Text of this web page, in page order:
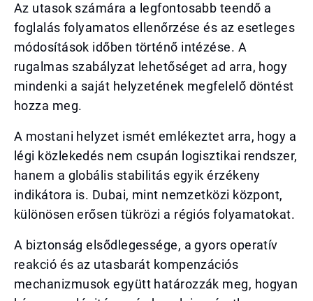
Az utasok számára a legfontosabb teendő a
foglalás folyamatos ellenőrzése és az esetleges
módosítások időben történő intézése. A
rugalmas szabályzat lehetőséget ad arra, hogy
mindenki a saját helyzetének megfelelő döntést
hozza meg.
A mostani helyzet ismét emlékeztet arra, hogy a
légi közlekedés nem csupán logisztikai rendszer,
hanem a globális stabilitás egyik érzékeny
indikátora is. Dubai, mint nemzetközi központ,
különösen erősen tükrözi a régiós folyamatokat.
A biztonság elsődlegessége, a gyors operatív
reakció és az utasbarát kompenzációs
mechanizmusok együtt határozzák meg, hogyan